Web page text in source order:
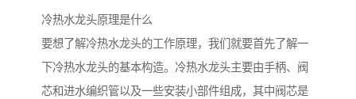
冷热水龙头原理是什么
要想了解冷热水龙头的工作原理，我们就要首先了解一
下冷热水龙头的基本构造。冷热水龙头主要由手柄、阀
芯和进水编织管以及一些安装小部件组成，其中阀芯是